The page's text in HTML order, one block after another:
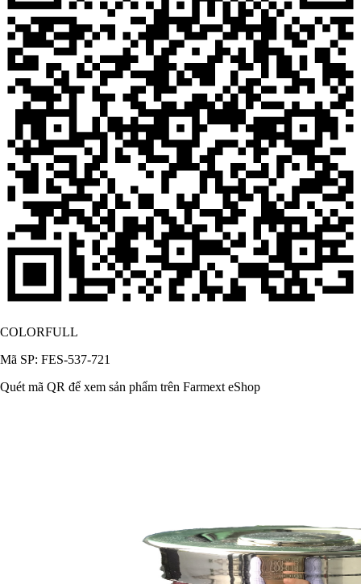
COLORFULL
Mã SP: FES-537-721
Quét mã QR để xem sản phẩm trên Farmext eShop